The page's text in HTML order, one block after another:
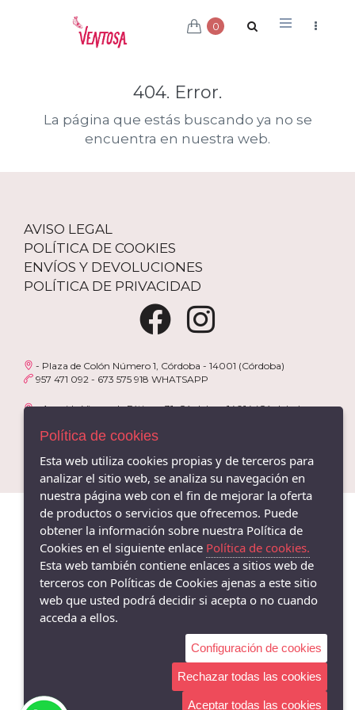
0
404. Error.
La página que estás buscando ya no se
encuentra en nuestra web.
AVISO LEGAL
POLÍTICA DE COOKIES
ENVÍOS Y DEVOLUCIONES
POLÍTICA DE PRIVACIDAD
- Plaza de Colón Número 1, Córdoba - 14001 (Córdoba)
957 471 092 - 673 575 918 WHATSAPP
- Avenida Virgen de Fátima, 31, Córdoba - 14014 (Córdoba)
Política de cookies
Esta web utiliza cookies propias y de terceros para
analizar el sitio web, se analiza su navegación en
nuestra página web con el fin de mejorar la oferta
de productos o servicios que ofrecemos. Puede
obtener la información sobre nuestra Política de
Cookies en el siguiente enlace Política de cookies.
Esta web también contiene enlaces a sitios web de
terceros con Políticas de Cookies ajenas a este sitio
web que usted podrá decidir si acepta o no cuando
acceda a ellos.
Configuración de cookies
Rechazar todas las cookies
Aceptar todas las cookies